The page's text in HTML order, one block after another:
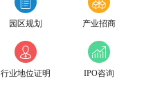
园区规划 产业招商
行业地位证明 IPO咨询